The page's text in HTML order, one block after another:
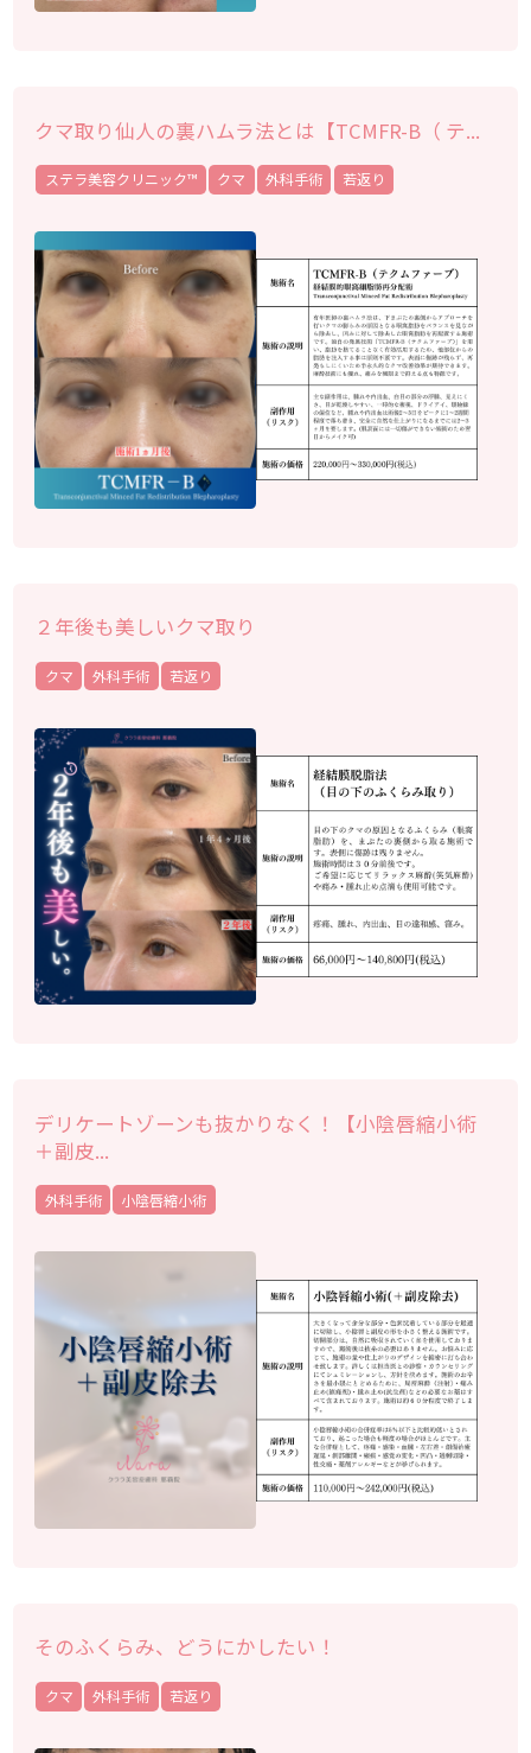
クマ取り仙人の裏ハムラ法とは【TCMFR-B（ テ...
ステラ美容クリニック™︎ クマ 外科手術 若返り
２年後も美しいクマ取り
クマ 外科手術 若返り
デリケートゾーンも抜かりなく！【小陰唇縮小術
＋副皮...
外科手術 小陰唇縮小術
そのふくらみ、どうにかしたい！
クマ 外科手術 若返り